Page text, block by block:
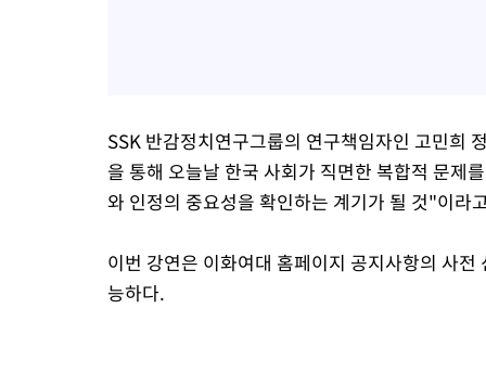
SSK 반감정치연구그룹의 연구책임자인 고민희
을 통해 오늘날 한국 사회가 직면한 복합적 문제
와 인정의 중요성을 확인하는 계기가 될 것"이라
이번 강연은 이화여대 홈페이지 공지사항의 사
능하다.